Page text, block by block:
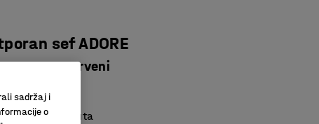
sef ADORE
mm, crveni
do 60 minuta
sadržaj i
o